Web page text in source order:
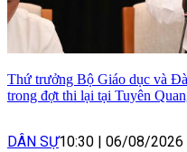
Thứ trưởng Bộ Giáo dục và
trong đợt thi lại tại Tuyên
DÂN SỰ10:30 06/08/2026